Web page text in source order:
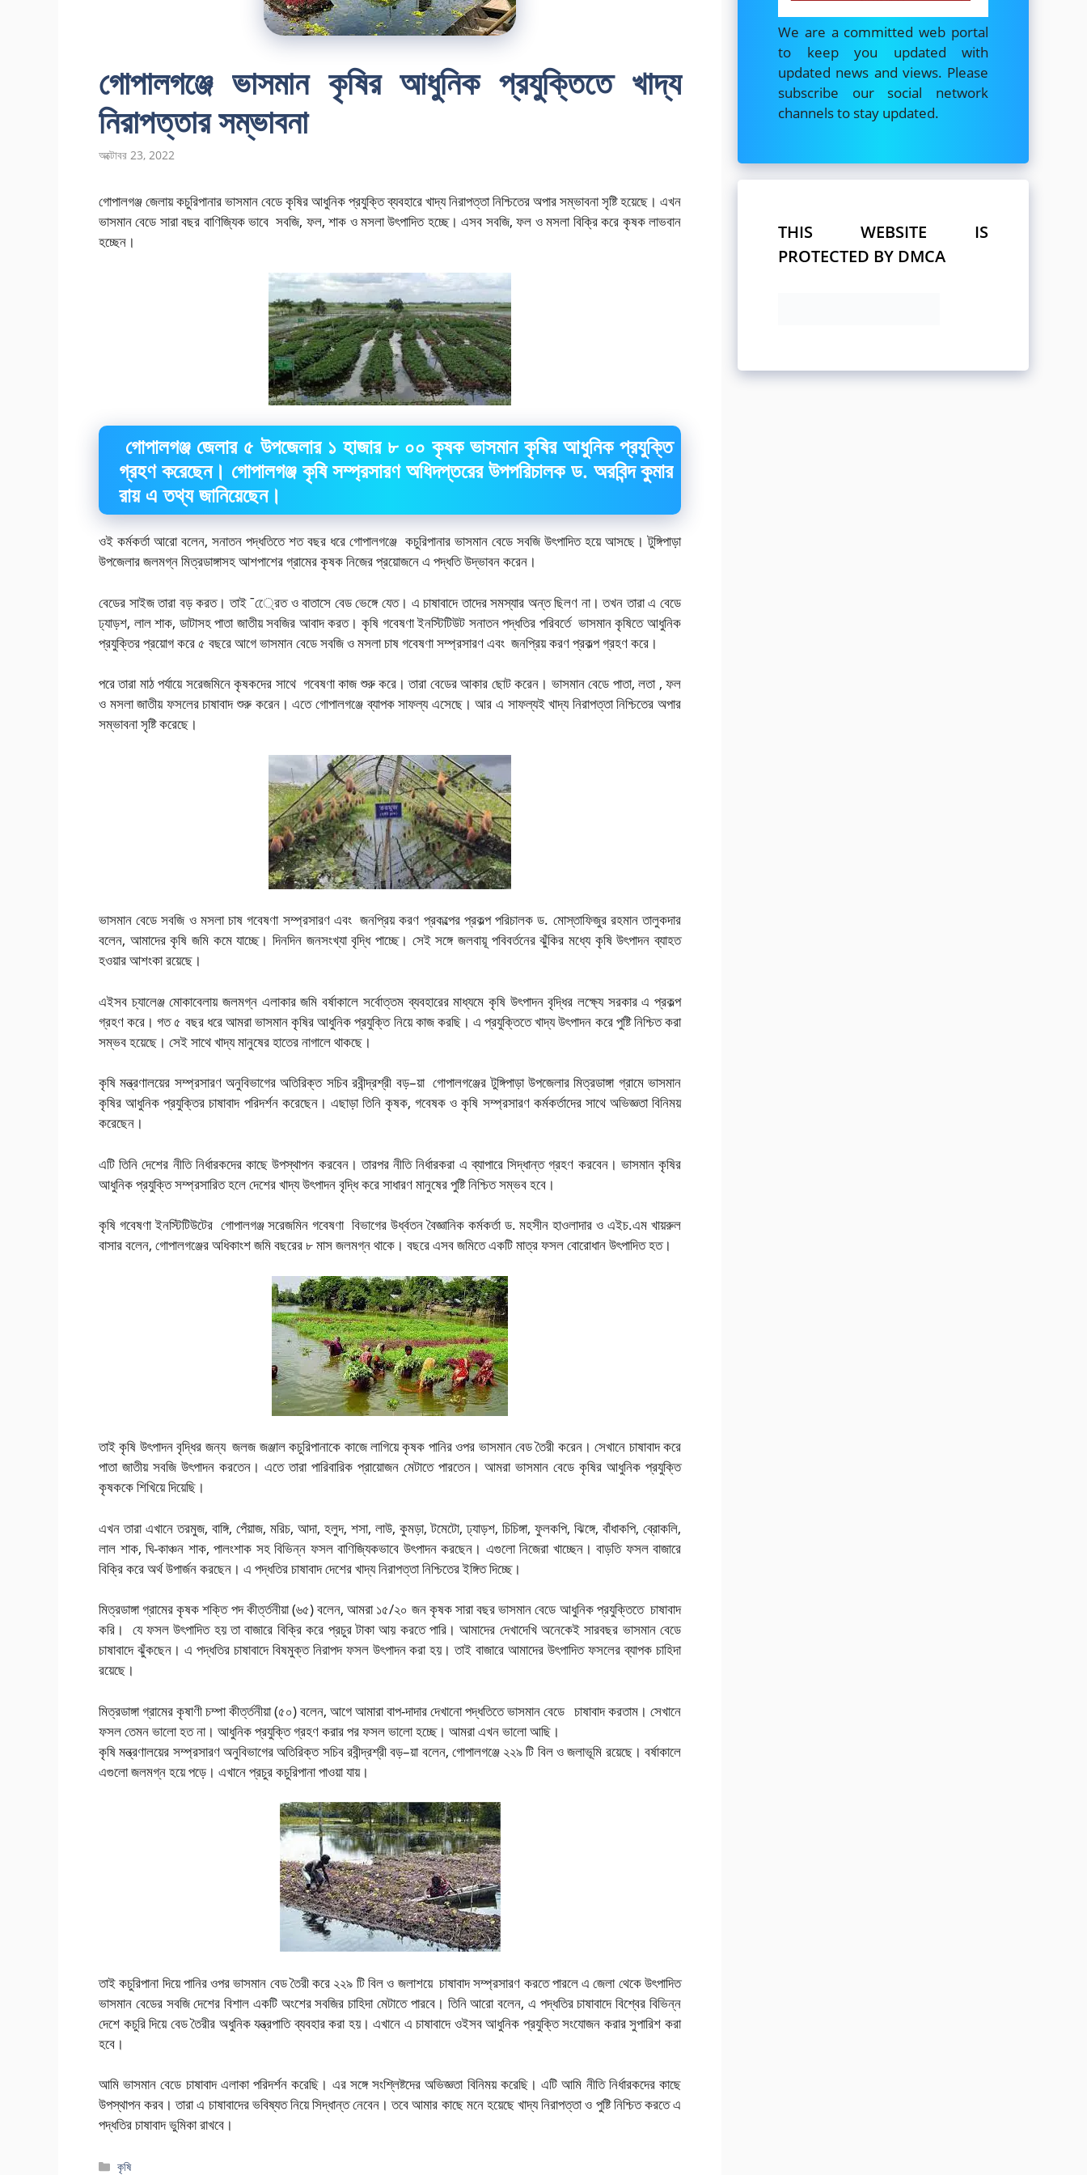
গোপালগঞ্জে ভাসমান কৃষির আধুনিক প্রযুক্তিতে খাদ্য
নিরাপত্তার সম্ভাবনা
অক্টোবর 23, 2022
গোপালগঞ্জ জেলায় কচুরিপানার ভাসমান বেডে কৃষির আধুনিক প্রযুক্তি ব্যবহারে খাদ্য নিরাপত্তা নিশ্চিতের অপার সম্ভাবনা সৃষ্টি হয়েছে। এখন
ভাসমান বেডে সারা বছর বাণিজ্যিক ভাবে সবজি, ফল, শাক ও মসলা উৎপাদিত হচ্ছে। এসব সবজি, ফল ও মসলা বিক্রি করে কৃষক লাভবান
হচ্ছেন।
গোপালগঞ্জ জেলার ৫ উপজেলার ১ হাজার ৮ ০০ কৃষক ভাসমান কৃষির আধুনিক প্রযুক্তি
গ্রহণ করেছেন। গোপালগঞ্জ কৃষি সম্প্রসারণ অধিদপ্তরের উপপরিচালক ড. অরবিন্দ কুমার
রায় এ তথ্য জানিয়েছেন।
ওই কর্মকর্তা আরো বলেন, সনাতন পদ্ধতিতে শত বছর ধরে গোপালগঞ্জে কচুরিপানার ভাসমান বেডে সবজি উৎপাদিত হয়ে আসছে। টুঙ্গিপাড়া
উপজেলার জলমগ্ন মিত্রডাঙ্গাসহ আশপাশের গ্রামের কৃষক নিজের প্রয়োজনে এ পদ্ধতি উদ্ভাবন করেন।
বেডের সাইজ তারা বড় করত। তাই ¯্রেেত ও বাতাসে বেড ভেঙ্গে যেত। এ চাষাবাদে তাদের সমস্যার অন্ত ছিলণ না। তখন তারা এ বেডে
ঢ্যাড়শ, লাল শাক, ডাটাসহ পাতা জাতীয় সবজির আবাদ করত। কৃষি গবেষণা ইনস্টিটিউট সনাতন পদ্ধতির পরিবর্তে ভাসমান কৃষিতে আধুনিক
প্রযুক্তির প্রয়োগ করে ৫ বছরে আগে ভাসমান বেডে সবজি ও মসলা চাষ গবেষণা সম্প্রসারণ এবং জনপ্রিয় করণ প্রকল্প গ্রহণ করে।
পরে তারা মাঠ পর্যায়ে সরেজমিনে কৃষকদের সাথে গবেষণা কাজ শুরু করে। তারা বেডের আকার ছোট করেন। ভাসমান বেডে পাতা, লতা , ফল
ও মসলা জাতীয় ফসলের চাষাবাদ শুরু করেন। এতে গোপালগঞ্জে ব্যাপক সাফল্য এসেছে। আর এ সাফল্যই খাদ্য নিরাপত্তা নিশ্চিতের অপার
সম্ভাবনা সৃষ্টি করেছে।
ভাসমান বেডে সবজি ও মসলা চাষ গবেষণা সম্প্রসারণ এবং জনপ্রিয় করণ প্রকল্পের প্রকল্প পরিচালক ড. মোস্তাফিজুর রহমান তালুকদার
বলেন, আমাদের কৃষি জমি কমে যাচ্ছে। দিনদিন জনসংখ্যা বৃদ্ধি পাচ্ছে। সেই সঙ্গে জলবায়ূ পবিবর্তনের ঝুঁকির মধ্যে কৃষি উৎপাদন ব্যাহত
হওয়ার আশংকা রয়েছে।
এইসব চ্যালেঞ্জ মোকাবেলায় জলমগ্ন এলাকার জমি বর্ষাকালে সর্বোত্তম ব্যবহারের মাধ্যমে কৃষি উৎপাদন বৃদ্ধির লক্ষ্যে সরকার এ প্রকল্প
গ্রহণ করে। গত ৫ বছর ধরে আমরা ভাসমান কৃষির আধুনিক প্রযুক্তি নিয়ে কাজ করছি। এ প্রযুক্তিতে খাদ্য উৎপাদন করে পুষ্টি নিশ্চিত করা
সম্ভব হয়েছে। সেই সাথে খাদ্য মানুষের হাতের নাগালে থাকছে।
কৃষি মন্ত্রণালয়ের সম্প্রসারণ অনুবিভাগের অতিরিক্ত সচিব রবীন্দ্রশ্রী বড়–য়া গোপালগঞ্জের টুঙ্গিপাড়া উপজেলার মিত্রডাঙ্গা গ্রামে ভাসমান
কৃষির আধুনিক প্রযুক্তির চাষাবাদ পরিদর্শন করেছেন। এছাড়া তিনি কৃষক, গবেষক ও কৃষি সম্প্রসারণ কর্মকর্তাদের সাথে অভিজ্ঞতা বিনিময়
করেছেন।
এটি তিনি দেশের নীতি নির্ধারকদের কাছে উপস্থাপন করবেন। তারপর নীতি নির্ধারকরা এ ব্যাপারে সিদ্ধান্ত গ্রহণ করবেন। ভাসমান কৃষির
আধুনিক প্রযুক্তি সম্প্রসারিত হলে দেশের খাদ্য উৎপাদন বৃদ্ধি করে সাধারণ মানুষের পুষ্টি নিশ্চিত সম্ভব হবে।
কৃষি গবেষণা ইনস্টিটিউটের গোপালগঞ্জ সরেজমিন গবেষণা বিভাগের উর্ধ্বতন বৈজ্ঞানিক কর্মকর্তা ড. মহসীন হাওলাদার ও এইচ.এম খায়রুল
বাসার বলেন, গোপালগঞ্জের অধিকাংশ জমি বছরের ৮ মাস জলমগ্ন থাকে। বছরে এসব জমিতে একটি মাত্র ফসল বোরোধান উৎপাদিত হত।
তাই কৃষি উৎপাদন বৃদ্ধির জন্য জলজ জঞ্জাল কচুরিপানাকে কাজে লাগিয়ে কৃষক পানির ওপর ভাসমান বেড তৈরী করেন। সেখানে চাষাবাদ করে
পাতা জাতীয় সবজি উৎপাদন করতেন। এতে তারা পারিবারিক প্রায়োজন মেটাতে পারতেন। আমরা ভাসমান বেডে কৃষির আধুনিক প্রযুক্তি
কৃষককে শিখিয়ে দিয়েছি।
এখন তারা এখানে তরমুজ, বাঙ্গি, পেঁয়াজ, মরিচ, আদা, হলুদ, শসা, লাউ, কুমড়া, টমেটো, ঢ্যাড়শ, চিচিঙ্গা, ফুলকপি, ঝিঙ্গে, বাঁধাকপি, ব্রোকলি,
লাল শাক, ঘি-কাঞ্চন শাক, পালংশাক সহ বিভিন্ন ফসল বাণিজ্যিকভাবে উৎপাদন করছেন। এগুলো নিজেরা খাচ্ছেন। বাড়তি ফসল বাজারে
বিক্রি করে অর্থ উপার্জন করছেন। এ পদ্ধতির চাষাবাদ দেশের খাদ্য নিরাপত্তা নিশ্চিতের ইঙ্গিত দিচ্ছে।
মিত্রডাঙ্গা গ্রামের কৃষক শক্তি পদ কীর্ত্তনীয়া (৬৫) বলেন, আমরা ১৫/২০ জন কৃষক সারা বছর ভাসমান বেডে আধুনিক প্রযুক্তিতে চাষাবাদ
করি। যে ফসল উৎপাদিত হয় তা বাজারে বিক্রি করে প্রচুর টাকা আয় করতে পারি। আমাদের দেখাদেখি অনেকেই সারবছর ভাসমান বেডে
চাষাবাদে ঝুঁকছেন। এ পদ্ধতির চাষাবাদে বিষমুক্ত নিরাপদ ফসল উৎপাদন করা হয়। তাই বাজারে আমাদের উৎপাদিত ফসলের ব্যাপক চাহিদা
রয়েছে।
মিত্রডাঙ্গা গ্রামের কৃষাণী চম্পা কীর্ত্তনীয়া (৫০) বলেন, আগে আমারা বাপ-দাদার দেখানো পদ্ধতিতে ভাসমান বেডে চাষাবাদ করতাম। সেখানে
ফসল তেমন ভালো হত না। আধুনিক প্রযুক্তি গ্রহণ করার পর ফসল ভালো হচ্ছে। আমরা এখন ভালো আছি।
কৃষি মন্ত্রণালয়ের সম্প্রসারণ অনুবিভাগের অতিরিক্ত সচিব রবীন্দ্রশ্রী বড়–য়া বলেন, গোপালগঞ্জে ২২৯ টি বিল ও জলাভূমি রয়েছে। বর্ষাকালে
এগুলো জলমগ্ন হয়ে পড়ে। এখানে প্রচুর কচুরিপানা পাওয়া যায়।
তাই কচুরিপানা দিয়ে পানির ওপর ভাসমান বেড তৈরী করে ২২৯ টি বিল ও জলাশয়ে চাষাবাদ সম্প্রসারণ করতে পারলে এ জেলা থেকে উৎপাদিত
ভাসমান বেডের সবজি দেশের বিশাল একটি অংশের সবজির চাহিদা মেটাতে পারবে। তিনি আরো বলেন, এ পদ্ধতির চাষাবাদে বিশ্বের বিভিন্ন
দেশে কচুরি দিয়ে বেড তৈরীর অধুনিক যন্ত্রপাতি ব্যবহার করা হয়। এখানে এ চাষাবাদে ওইসব আধুনিক প্রযুক্তি সংযোজন করার সুপারিশ করা
হবে।
আমি ভাসমান বেডে চাষাবাদ এলাকা পরিদর্শন করেছি। এর সঙ্গে সংশ্লিষ্টদের অভিজ্ঞতা বিনিময় করেছি। এটি আমি নীতি নির্ধারকদের কাছে
উপস্থাপন করব। তারা এ চাষাবাদের ভবিষ্যত নিয়ে সিদ্ধান্ত নেবেন। তবে আমার কাছে মনে হয়েছে খাদ্য নিরাপত্তা ও পুষ্টি নিশ্চিত করতে এ
পদ্ধতির চাষাবাদ ভুমিকা রাখবে।
বিভাগ
কৃষি
We are a committed web portal
to keep you updated with
updated news and views. Please
subscribe our social network
channels to stay updated.
THIS WEBSITE IS
PROTECTED BY DMCA